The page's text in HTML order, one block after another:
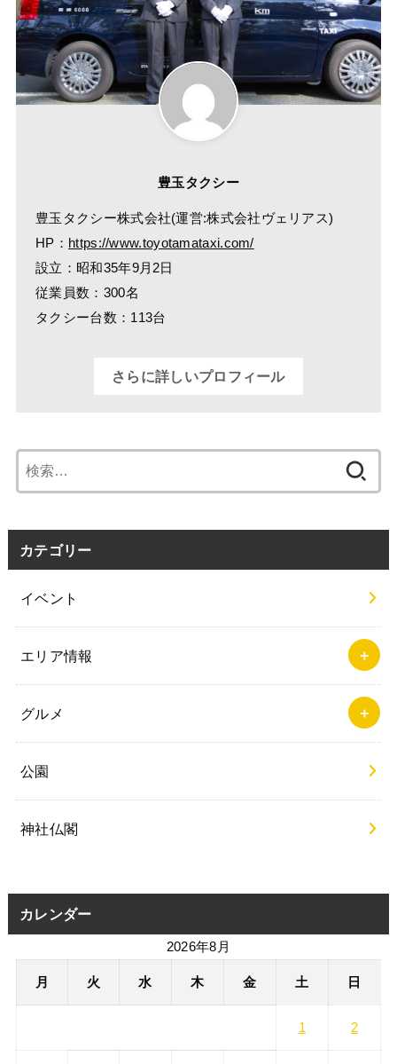
豊玉タクシー
豊玉タクシー株式会社(運営:株式会社ヴェリアス)
HP： https://www.toyotamataxi.com/
設立：昭和35年9月2日
従業員数：300名
タクシー台数：113台
さらに詳しいプロフィール
索:
カテゴリー
イベント
エリア情報
グルメ
公園
神社仏閣
カレンダー
2026年8月
月 火 水 木 金 土 日
1 2